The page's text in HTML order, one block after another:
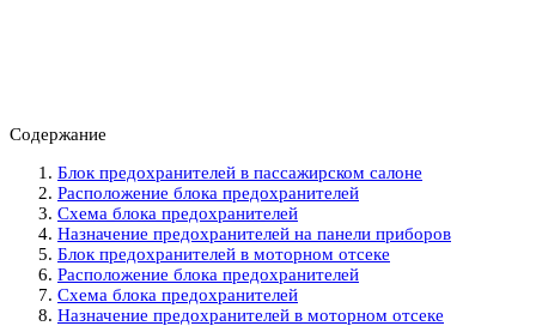
Содержание
Блок предохранителей в пассажирском салоне
Расположение блока предохранителей
Схема блока предохранителей
Назначение предохранителей на панели приборов
Блок предохранителей в моторном отсеке
Расположение блока предохранителей
Схема блока предохранителей
Назначение предохранителей в моторном отсеке